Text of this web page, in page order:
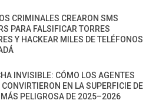
CRIMINALES CREARON SMS
PARA FALSIFICAR TORRES
Y HACKEAR MILES DE TELÉFONOS
INVISIBLE: CÓMO LOS AGENTES
CONVIRTIERON EN LA SUPERFICIE DE
MÁS PELIGROSA DE 2025–2026